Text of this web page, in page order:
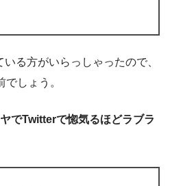
る方がいらっしゃったので、
しょう。
でTwitterで惚気るほどラブラ